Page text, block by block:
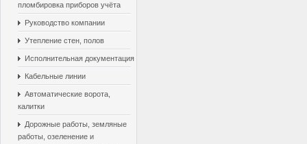
пломбировка приборов учёта
Руководство компании
Утепление стен, полов
Исполнительная документация
Кабельные линии
Автоматические ворота,
калитки
Дорожные работы, земляные
работы, озеленение и